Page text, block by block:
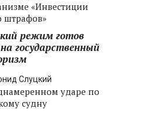
«Инвестиции
штрафов»
режим готов
государственный
Слуцкий
ударе по
судну